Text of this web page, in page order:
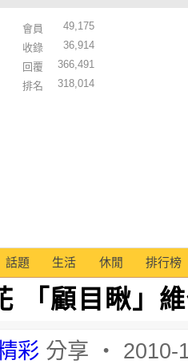
會員
49,175
收錄
36,914
回覆
366,491
排名
318,014
話題 生活 休閒 排行榜
「顧目瞅」
彩 分享 ‧ 2010-